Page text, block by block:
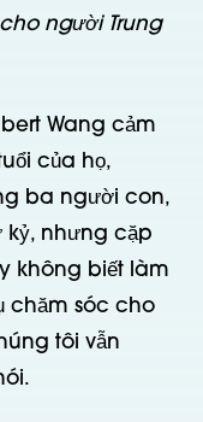
người Trung
Wang cảm
của họ,
ba người con,
kỷ, nhưng cặp
không biết làm
chăm sóc cho
tôi vẫn